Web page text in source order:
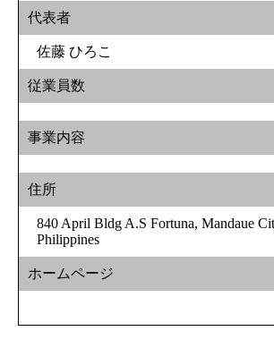
代表者
佐藤 ひろこ
従業員数
事業内容
住所
840 April Bldg A.S Fortuna, Mandaue
Philippines
ホームページ